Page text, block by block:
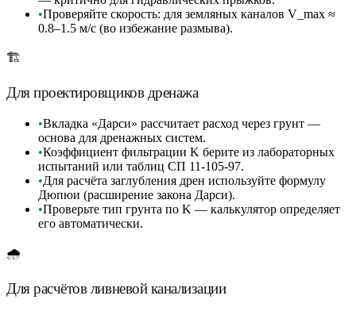
•Проверяйте скорость: для земляных каналов V_max ≈
0.8–1.5 м/с (во избежание размыва).
🏗️
Для проектировщиков дренажа
•Вкладка «Дарси» рассчитает расход через грунт —
основа для дренажных систем.
•Коэффициент фильтрации K берите из лабораторных
испытаний или таблиц СП 11-105-97.
•Для расчёта заглубления дрен используйте формулу
Дюпюи (расширение закона Дарси).
•Проверьте тип грунта по K — калькулятор определяет
его автоматически.
🌧️
Для расчётов ливневой канализации